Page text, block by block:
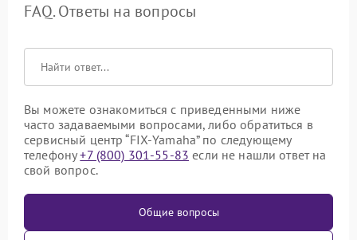
FAQ. Ответы на вопросы
Вы можете ознакомиться с приведенными ниже
часто задаваемыми вопросами, либо обратиться в
сервисный центр “FIX-Yamaha” по следующему
телефону+7 (800) 301-55-83 если не нашли ответ на
свой вопрос.
Общие вопросы